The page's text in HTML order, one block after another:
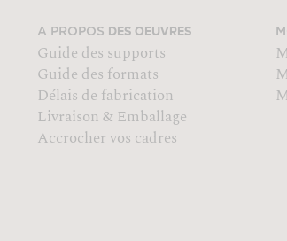
A PROPOS DES OEUVRES
Guide des supports
Guide des formats
Délais de fabrication
Livraison & Emballage
Accrocher vos cadres